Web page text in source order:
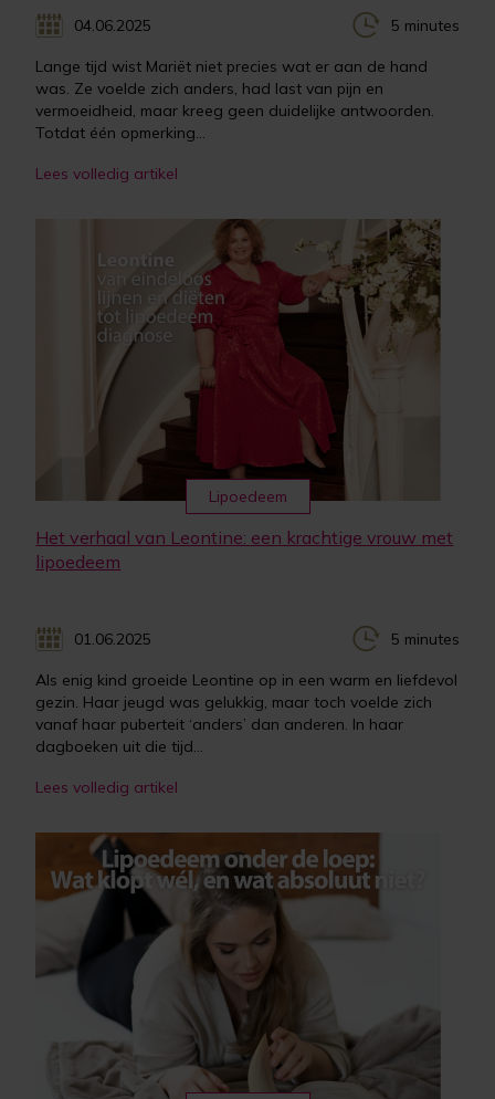
04.06.2025 5 minutes
Lange tijd wist Mariët niet precies wat er aan de hand
was. Ze voelde zich anders, had last van pijn en
vermoeidheid, maar kreeg geen duidelijke antwoorden.
Totdat één opmerking...
Lees volledig artikel
Lipoedeem
Het verhaal van Leontine: een krachtige vrouw met
lipoedeem
01.06.2025 5 minutes
Als enig kind groeide Leontine op in een warm en liefdevol
gezin. Haar jeugd was gelukkig, maar toch voelde zich
vanaf haar puberteit ‘anders’ dan anderen. In haar
dagboeken uit die tijd...
Lees volledig artikel